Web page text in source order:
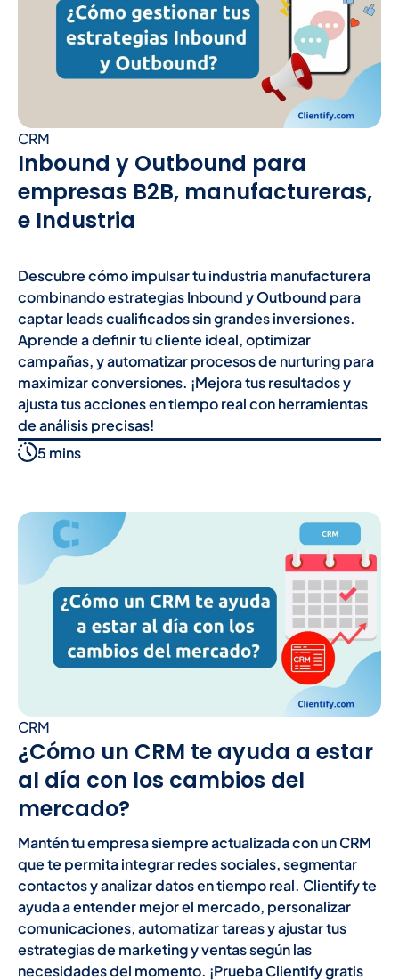
CRM
Inbound y Outbound para
empresas B2B, manufactureras,
e Industria
Descubre cómo impulsar tu industria manufacturera
combinando estrategias Inbound y Outbound para
captar leads cualificados sin grandes inversiones.
Aprende a definir tu cliente ideal, optimizar
campañas, y automatizar procesos de nurturing para
maximizar conversiones. ¡Mejora tus resultados y
ajusta tus acciones en tiempo real con herramientas
de análisis precisas!
5 mins
CRM
¿Cómo un CRM te ayuda a estar
al día con los cambios del
mercado?
Mantén tu empresa siempre actualizada con un CRM
que te permita integrar redes sociales, segmentar
contactos y analizar datos en tiempo real. Clientify te
ayuda a entender mejor el mercado, personalizar
comunicaciones, automatizar tareas y ajustar tus
estrategias de marketing y ventas según las
necesidades del momento. ¡Prueba Clientify gratis